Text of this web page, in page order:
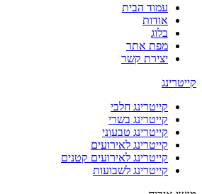
עמוד הבית
אודות
בלוג
מפת אתר
יצירת קשר
קייטרינג
קייטרינג חלבי
קייטרינג בשרי
קייטרינג טבעוני
קייטרינג לאירועים
קייטרינג לאירועים קטנים
קייטרינג לשבועות